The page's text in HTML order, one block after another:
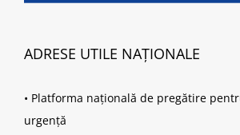
ADRESE UTILE NAȚIONALE
• Platforma națională de pregătire
urgență